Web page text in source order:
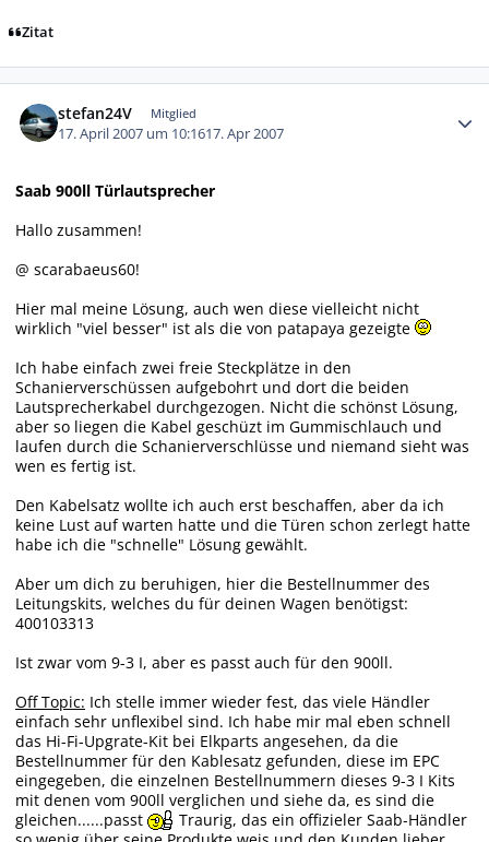
Zitat
stefan24V Mitglied
17. April 2007 um 10:1617. Apr 2007
Saab 900ll Türlautsprecher
Hallo zusammen!
@ scarabaeus60!
Hier mal meine Lösung, auch wen diese vielleicht nicht
wirklich "viel besser" ist als die von patapaya gezeigte
Ich habe einfach zwei freie Steckplätze in den
Schanierverschüssen aufgebohrt und dort die beiden
Lautsprecherkabel durchgezogen. Nicht die schönst Lösung,
aber so liegen die Kabel geschüzt im Gummischlauch und
laufen durch die Schanierverschlüsse und niemand sieht was
wen es fertig ist.
Den Kabelsatz wollte ich auch erst beschaffen, aber da ich
keine Lust auf warten hatte und die Türen schon zerlegt hatte
habe ich die "schnelle" Lösung gewählt.
Aber um dich zu beruhigen, hier die Bestellnummer des
Leitungskits, welches du für deinen Wagen benötigst:
400103313
Ist zwar vom 9-3 I, aber es passt auch für den 900ll.
Off Topic: Ich stelle immer wieder fest, das viele Händler
einfach sehr unflexibel sind. Ich habe mir mal eben schnell
das Hi-Fi-Upgrate-Kit bei Elkparts angesehen, da die
Bestellnummer für den Kablesatz gefunden, diese im EPC
eingegeben, die einzelnen Bestellnummern dieses 9-3 I Kits
mit denen vom 900ll verglichen und siehe da, es sind die
gleichen......passt
Traurig, das ein offizieler Saab-Händler